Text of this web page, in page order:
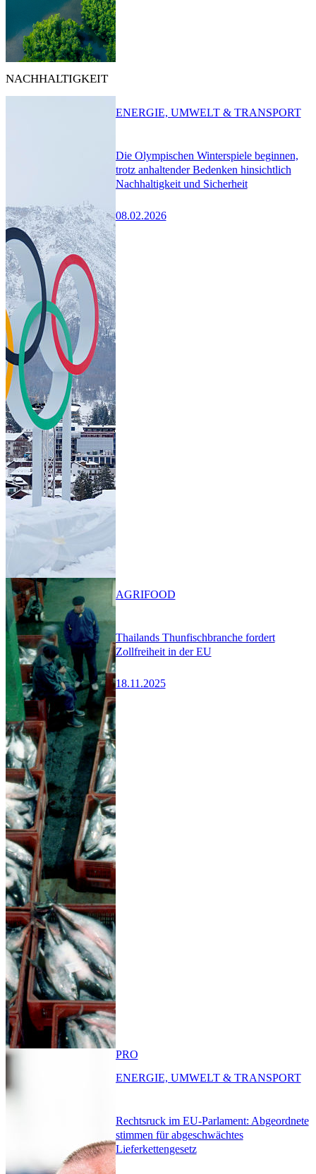
NACHHALTIGKEIT
Die Olympischen Winterspiele beginnen,
trotz anhaltender Bedenken hinsichtlich
Nachhaltigkeit und Sicherheit
08.02.2026
ENERGIE, UMWELT & TRANSPORT
Thailands Thunfischbranche fordert
Zollfreiheit in der EU
18.11.2025
AGRIFOOD
Rechtsruck im EU-Parlament: Abgeordnete
stimmen für abgeschwächtes
Lieferkettengesetz
PRO
ENERGIE, UMWELT & TRANSPORT